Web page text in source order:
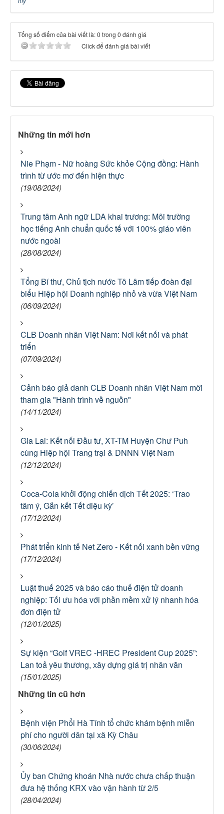
Tổng số điểm của bài viết là: 0 trong 0 đánh giá
Click để đánh giá bài viết
Những tin mới hơn
Nie Phạm - Nữ hoàng Sức khỏe Cộng đồng: Hành
trình từ ước mơ đến hiện thực
(19/08/2024)
Trung tâm Anh ngữ LDA khai trương: Môi trường
học tiếng Anh chuẩn quốc tế với 100% giáo viên
nước ngoài
(28/08/2024)
Tổng Bí thư, Chủ tịch nước Tô Lâm tiếp đoàn đại
biểu Hiệp hội Doanh nghiệp nhỏ và vừa Việt Nam
(06/09/2024)
CLB Doanh nhân Việt Nam: Nơi kết nối và phát
triển
(07/09/2024)
Cảnh báo giả danh CLB Doanh nhân Việt Nam mời
tham gia "Hành trình về nguồn"
(14/11/2024)
Gia Lai: Kết nối Đầu tư, XT-TM Huyện Chư Puh
cùng Hiệp hội Trang trại & DNNN Việt Nam
(12/12/2024)
Coca-Cola khởi động chiến dịch Tết 2025: ‘Trao
tâm ý, Gắn kết Tết diệu kỳ’
(17/12/2024)
Phát triển kinh tế Net Zero - Kết nối xanh bền vững
(17/12/2024)
Luật thuế 2025 và báo cáo thuế điện tử doanh
nghiệp: Tối ưu hóa với phần mềm xử lý nhanh hóa
đơn điện tử
(12/01/2025)
Sự kiện “Golf VREC -HREC President Cup 2025”:
Lan toả yêu thương, xây dựng giá trị nhân văn
(15/01/2025)
Những tin cũ hơn
Bệnh viện Phổi Hà Tĩnh tổ chức khám bệnh miễn
phí cho người dân tại xã Kỳ Châu
(30/06/2024)
Ủy ban Chứng khoán Nhà nước chưa chấp thuận
đưa hệ thống KRX vào vận hành từ 2/5
(28/04/2024)